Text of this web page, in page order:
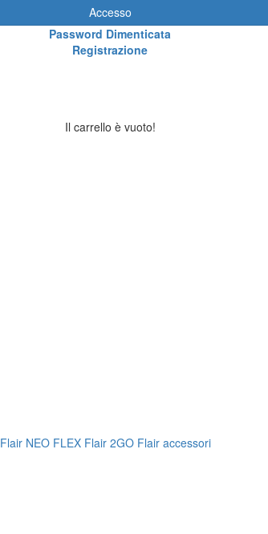
Accesso
Password Dimenticata
Registrazione
Il carrello è vuoto!
Flair NEO FLEX Flair 2GO Flair accessori